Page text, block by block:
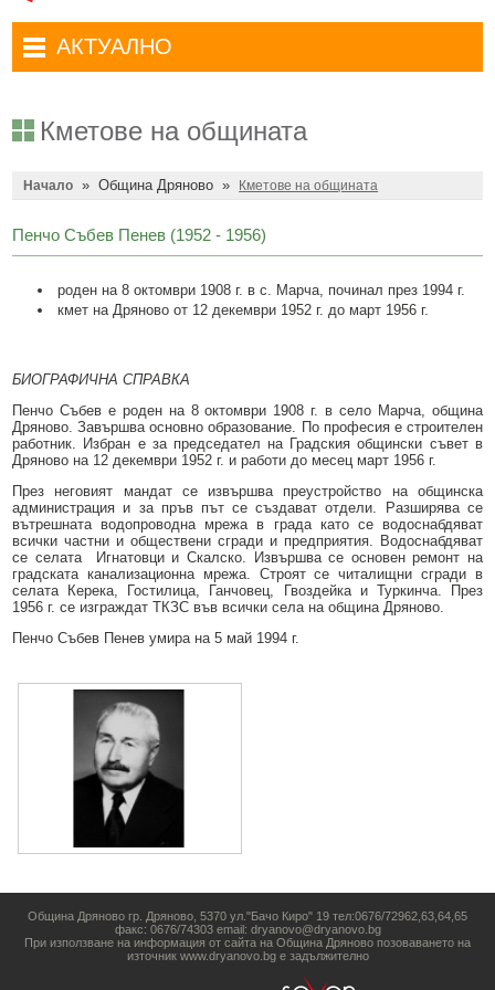
Достъп до информация
Антикорупция
Профил на купувача
Общ устройствен план
Общинско предприятие Чисто Дряново
Общинска собственост
Финанси и бюджет
Култура
Образование
Социални дейности
Здравеопазване
Управление при кризи, обществен ред и сигурност
Политика лични данни
BG05SFPR001-1.004-0019-C01 „Утвърждаване на интеркултурното
образование в община Дряново“
Туристически маршрути
Туристически информационен център
Съобщения
Кметове на общината
Начало »Община Дряново » Кметове на общината
Пенчо Събев Пенев (1952 - 1956)
роден на 8 октомври 1908 г. в с. Марча, починал през 1994 г.
кмет на Дряново от 12 декември 1952 г. до март 1956 г.
БИОГРАФИЧНА СПРАВКА
Пенчо Събев е роден на 8 октомври 1908 г. в село Марча, община
Дряново. Завършва основно образование. По професия е строителен
работник. Избран е за председател на Градския общински съвет в
Дряново на 12 декември 1952 г. и работи до месец март 1956 г.
През неговият мандат се извършва преустройство на общинска
администрация и за пръв път се създават отдели. Разширява се
вътрешната водопроводна мрежа в града като се водоснабдяват
всички частни и обществени сгради и предприятия. Водоснабдяват
се селата Игнатовци и Скалско. Извършва се основен ремонт на
градската канализационна мрежа. Строят се читалищни сгради в
селата Керека, Гостилица, Ганчовец, Гвоздейка и Туркинча. През
1956 г. се изграждат ТКЗС във всички села на община Дряново.
Пенчо Събев Пенев умира на 5 май 1994 г.
Комплексно административно обслужване
АКТУАЛНО
Въвеждане на еврото в България
Местни избори 2023 година
Общинска избирателна комисия мандат 2023-2027 г.
COVID-19 (Коронавирус)
Красиво Дряново
Новини
Обяви и съобщения
Местни данъци и такси - информация и обяви
Проверка и плащане на задължения за данъци и такси
Списъци на длъжници
Мнения на гражданите
Община Дряново гр. Дряново, 5370 ул."Бачо Киро" 19 тел:0676/72962,63,64,65
факс: 0676/74303 email: dryanovo@dryanovo.bg
При използване на информация от сайта на Община Дряново позоваването на
източник www.dryanovo.bg е задължително